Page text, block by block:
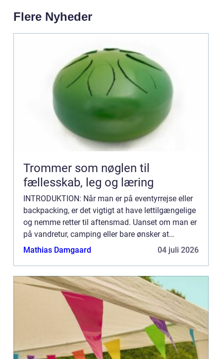
Flere Nyheder
Trommer som nøglen til
fællesskab, leg og læring
INTRODUKTION: Når man er på eventyrrejse eller
backpacking, er det vigtigt at have lettilgængelige
og nemme retter til aftensmad. Uanset om man er
på vandretur, camping eller bare ønsker at
tilberede noget hurtigt og nemt efter en lang dag
Mathias Damgaard 04 juli 2026